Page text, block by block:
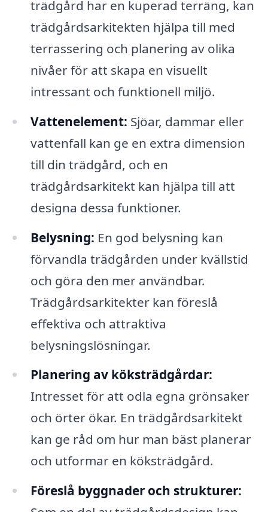
trädgård har en kuperad terräng, kan
trädgårdsarkitekten hjälpa till med
terrassering och planering av olika
nivåer för att skapa en visuellt
intressant och funktionell miljö.
Vattenelement: Sjöar, dammar eller
vattenfall kan ge en extra dimension
till din trädgård, och en
trädgårdsarkitekt kan hjälpa till att
designa dessa funktioner.
Belysning: En god belysning kan
förvandla trädgården under kvällstid
och göra den mer användbar.
Trädgårdsarkitekter kan föreslå
effektiva och attraktiva
belysningslösningar.
Planering av köksträdgårdar:
Intresset för att odla egna grönsaker
och örter ökar. En trädgårdsarkitekt
kan ge råd om hur man bäst planerar
och utformar en köksträdgård.
Föreslå byggnader och strukturer: